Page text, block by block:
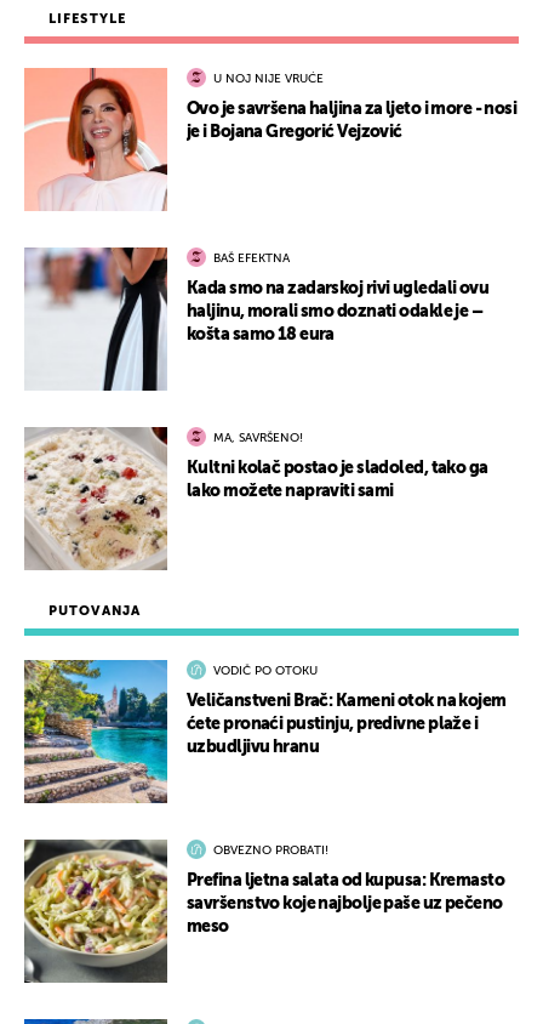
PUTOVANJA
VODIČ PO OTOKU
Veličanstveni Brač: Kameni otok na kojem
ćete pronaći pustinju, predivne plaže i
uzbudljivu hranu
OBVEZNO PROBATI!
Prefina ljetna salata od kupusa: Kremasto
savršenstvo koje najbolje paše uz pečeno
meso
LIFESTYLE
U NOJ NIJE VRUĆE
Ovo je savršena haljina za ljeto i more - nosi
je i Bojana Gregorić Vejzović
BAŠ EFEKTNA
Kada smo na zadarskoj rivi ugledali ovu
haljinu, morali smo doznati odakle je –
košta samo 18 eura
MA, SAVRŠENO!
Kultni kolač postao je sladoled, tako ga
lako možete napraviti sami